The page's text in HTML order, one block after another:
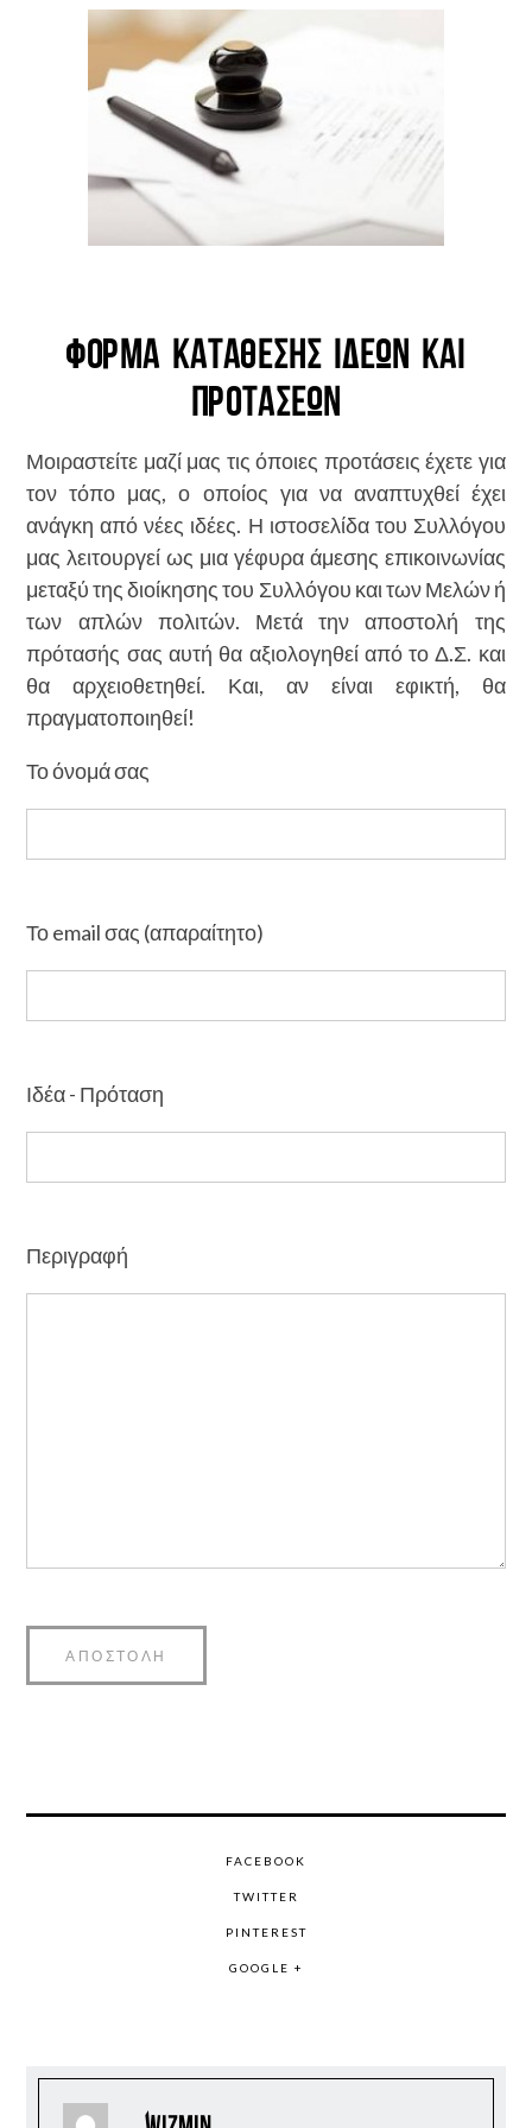
Φόρμα Κατάθεσης Ιδεών και
Προτάσεων
Μοιραστείτε μαζί μας τις όποιες προτάσεις έχετε για
τον τόπο μας, ο οποίος για να αναπτυχθεί έχει
ανάγκη από νέες ιδέες. Η ιστοσελίδα του Συλλόγου
μας λειτουργεί ως μια γέφυρα άμεσης επικοινωνίας
μεταξύ της διοίκησης του Συλλόγου και των Μελών ή
των απλών πολιτών. Μετά την αποστολή της
πρότασής σας αυτή θα αξιολογηθεί από το Δ.Σ. και
θα αρχειοθετηθεί. Και, αν είναι εφικτή, θα
πραγματοποιηθεί!
Το όνομά σας
Το email σας (απαραίτητο)
Ιδέα - Πρόταση
Περιγραφή
FACEBOOK
TWITTER
PINTEREST
GOOGLE +